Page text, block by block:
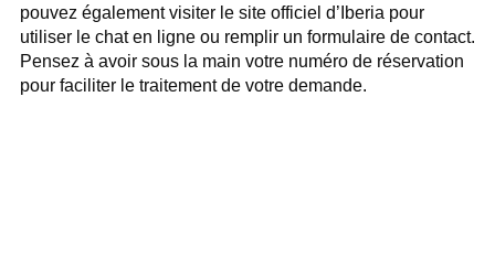
pouvez également visiter le site officiel d’Iberia pour
utiliser le chat en ligne ou remplir un formulaire de contact.
Pensez à avoir sous la main votre numéro de réservation
pour faciliter le traitement de votre demande.